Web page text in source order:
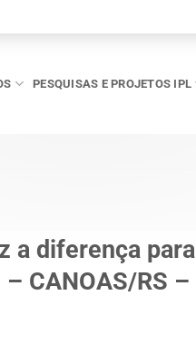
PESQUISAS E PROJETOS IPL
a diferença
– CANOAS/RS